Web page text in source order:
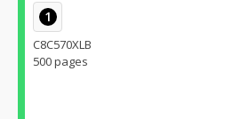
1
C8C570XLB
500 pages